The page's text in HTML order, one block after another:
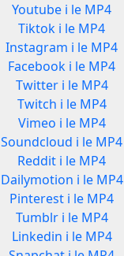
Youtube i le MP4
Tiktok i le MP4
Instagram i le MP4
Facebook i le MP4
Twitter i le MP4
Twitch i le MP4
Vimeo i le MP4
Soundcloud i le MP4
Reddit i le MP4
Dailymotion i le MP4
Pinterest i le MP4
Tumblr i le MP4
Linkedin i le MP4